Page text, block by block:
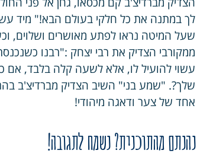
לך במתנה את כל חלקי בעולם הבא!" מיד
שעל המיטה נראו לפתע מאושרים ושלוים,
ממקורבי הצדיק את רבי יצחק :"רבנו
עשוי להועיל לו, אלא לשעה קלה בלבד, אם
שלך?. "שמע בני" השיב הצדיק מברדיצ'ב
אחד של צער ודאגה מיהודי!
נהנתם מהתוכנית? נשמח לתגובה!